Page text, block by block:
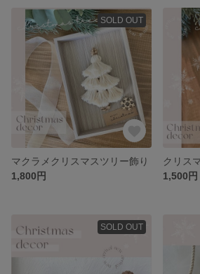
SOLD OUT
マクラメクリスマスツリー飾り
1,800円
1,500円
SOLD OUT